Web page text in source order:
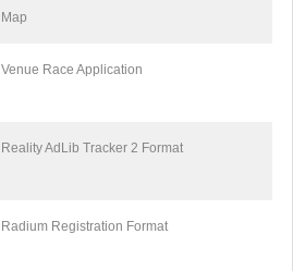
Map
Venue Race Application
Reality AdLib Tracker 2 Format
Radium Registration Format